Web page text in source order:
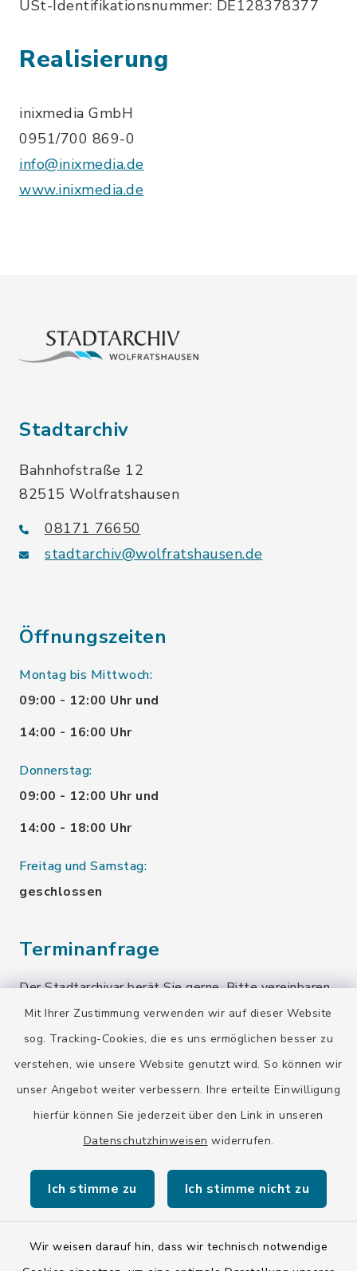
Mit Ihrer Zustimmung verwenden wir auf dieser Website
sog. Tracking-Cookies, die es uns ermöglichen besser zu
verstehen, wie unsere Website genutzt wird. So können wir
unser Angebot weiter verbessern. Ihre erteilte Einwilligung
hierfür können Sie jederzeit über den Link in unseren
Datenschutzhinweisen widerrufen.
Ich stimme zu Ich stimme nicht zu
Wir weisen darauf hin, dass wir technisch notwendige
USt-Identifikationsnummer: DE128378377
Realisierung
inixmedia GmbH
0951/700 869-0
info@inixmedia.de
www.inixmedia.de
Stadtarchiv
Bahnhofstraße 12
82515 Wolfratshausen
08171 76650
stadtarchiv@wolfratshausen.de
Öffnungszeiten
Montag bis Mittwoch:
09:00 - 12:00 Uhr und
14:00 - 16:00 Uhr
Donnerstag:
09:00 - 12:00 Uhr und
14:00 - 18:00 Uhr
Freitag und Samstag:
geschlossen
Terminanfrage
Der Stadtarchivar berät Sie gerne. Bitte vereinbaren
Sie einen Termin!
Terminanfrage senden
Quicklinks